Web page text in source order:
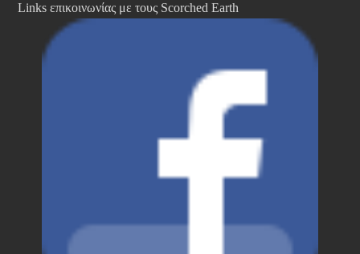
Links επικοινωνίας με τους Scorched Earth